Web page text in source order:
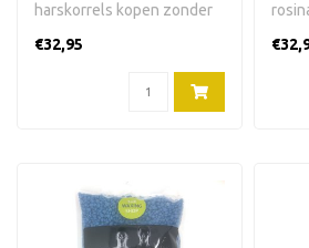
harskorrels kopen zonder
zonder ro..
€32,95